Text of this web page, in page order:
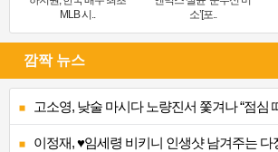
MLB 시..
소’[포..
깜짝 뉴스
고소영, 낮술 마시다 노량진서 쫓겨나 “점심
이정재, ♥임세령 비키니 인생샷 남겨주는